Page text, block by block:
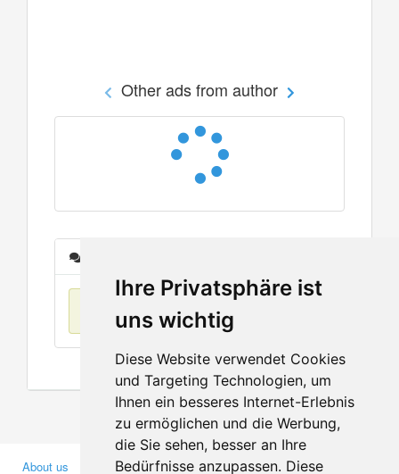
Ihre Privatsphäre ist
uns wichtig
Diese Website verwendet Cookies
und Targeting Technologien, um
Ihnen ein besseres Internet-Erlebnis
zu ermöglichen und die Werbung,
die Sie sehen, besser an Ihre
Bedürfnisse anzupassen. Diese
Other ads from author
No items found
About us Business Partners